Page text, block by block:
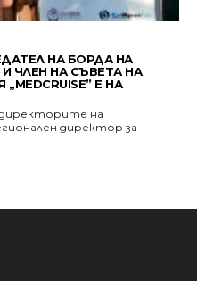
НА БОРДА НА
ЧЛЕН НА СЪВЕТА НА
Е НА
на
директор за